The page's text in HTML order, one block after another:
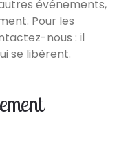
événements,
Pour les
nous : il
se libèrent.